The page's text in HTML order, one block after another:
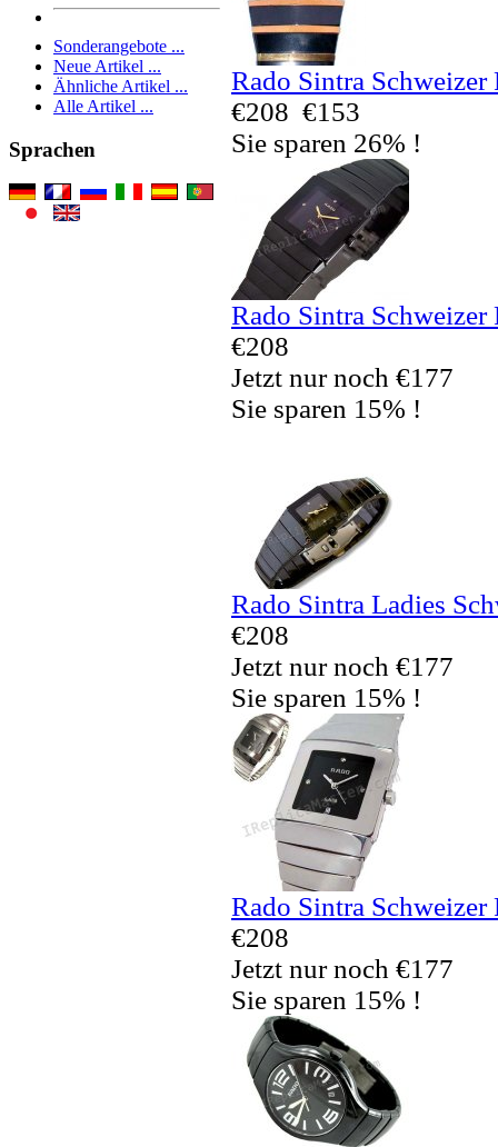
Sonderangebote ...
Neue Artikel ...
Ähnliche Artikel ...
Alle Artikel ...
Sprachen
Rado Sintra
€208 €153
Sie sparen 26% !
Rado Sintra
€208
Jetzt nur noch €177
Sie sparen 15% !
Rado Sintra Ladies
€208
Jetzt nur noch €177
Sie sparen 15% !
Rado Sintra
€208
Jetzt nur noch €177
Sie sparen 15% !